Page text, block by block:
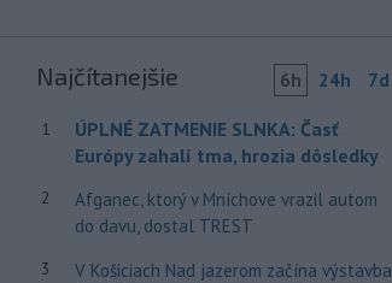
Najčítanejšie 6h 24h 7d
1
ÚPLNÉ ZATMENIE SLNKA: Časť
Európy zahalí tma, hrozia dôsledky
2
Afganec, ktorý v Mníchove vrazil autom
do davu, dostal TREST
3
V Košiciach Nad jazerom začína výstavba